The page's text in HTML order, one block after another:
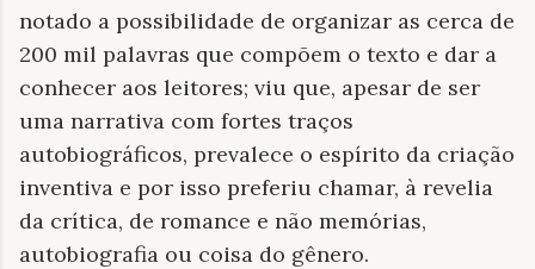
notado a possibilidade de organizar as cerca de
200 mil palavras que compõem o texto e dar a
conhecer aos leitores; viu que, apesar de ser
uma narrativa com fortes traços
autobiográficos, prevalece o espírito da criação
inventiva e por isso preferiu chamar, à revelia
da crítica, de romance e não memórias,
autobiografia ou coisa do gênero.